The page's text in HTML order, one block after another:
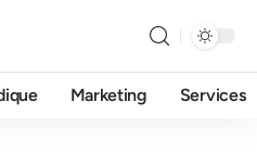
Marketing Services